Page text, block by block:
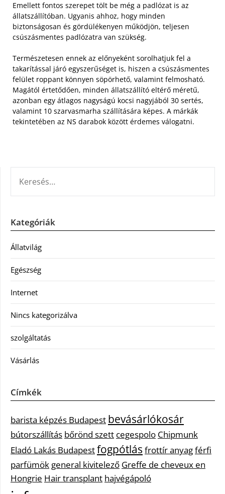
Emellett fontos szerepet tölt be még a padlózat is az
állatszállítóban. Ugyanis ahhoz, hogy minden
biztonságosan és gördülékenyen működjön, teljesen
csúszásmentes padlózatra van szükség.
Természetesen ennek az előnyeként sorolhatjuk fel a
takarítással járó egyszerűséget is, hiszen a csúszásmentes
felület roppant könnyen söpörhető, valamint felmosható.
Magától értetődően, minden állatszállító eltérő méretű,
azonban egy átlagos nagyságú kocsi nagyjából 30 sertés,
valamint 10 szarvasmarha szállítására képes. A márkák
tekintetében az NS darabok között érdemes válogatni.
Kategóriák
Állatvilág
Egészség
Internet
Nincs kategorizálva
szolgáltatás
Vásárlás
Címkék
barista képzés Budapest bevásárlókosár
bútorszállítás bőrönd szett cegespolo Chipmunk
Eladó Lakás Budapestfogpótlás frottír anyagférfi
parfümök general kivitelező Greffe de cheveux en
Hongrie Hair transplant hajvégápoló